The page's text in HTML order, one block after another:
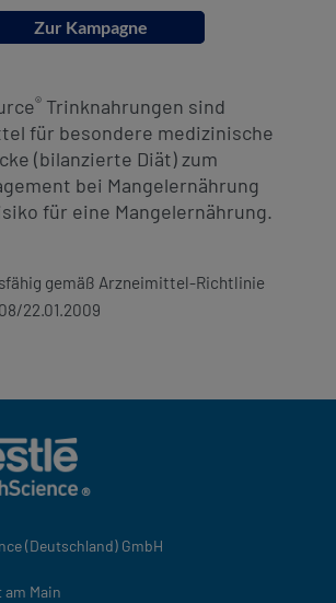
Zur Kampagne
®Trinknahrungen sind
für besondere medizinische
(bilanzierte Diät) zum
bei Mangelernährung
für eine Mangelernährung.
gemäß Arzneimittel-Richtlinie
22.01.2009
(Deutschland) GmbH
Main